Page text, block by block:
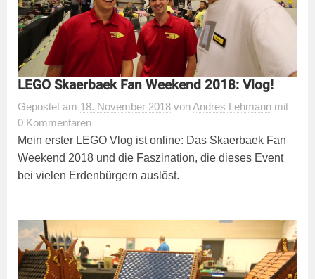
LEGO Skaerbaek Fan Weekend 2018: Vlog!
Gepostet am 18. November 2018 vonAndres Lehmann mit
0 Kommentaren
Mein erster LEGO Vlog ist online: Das Skaerbaek Fan
Weekend 2018 und die Faszination, die dieses Event
bei vielen Erdenbürgern auslöst.